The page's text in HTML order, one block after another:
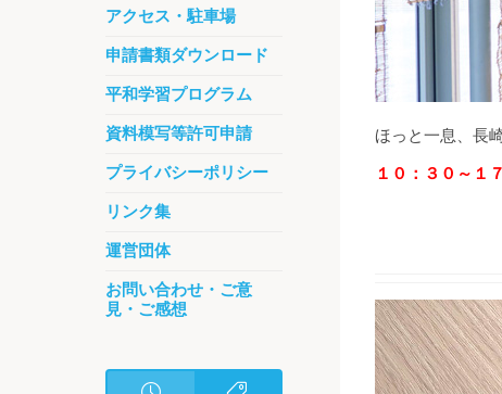
ほっと一息、長
１０：３０～１
アクセス・駐車場
申請書類ダウンロード
平和学習プログラム
資料模写等許可申請
プライバシーポリシー
リンク集
運営団体
お問い合わせ・ご意
見・ご感想